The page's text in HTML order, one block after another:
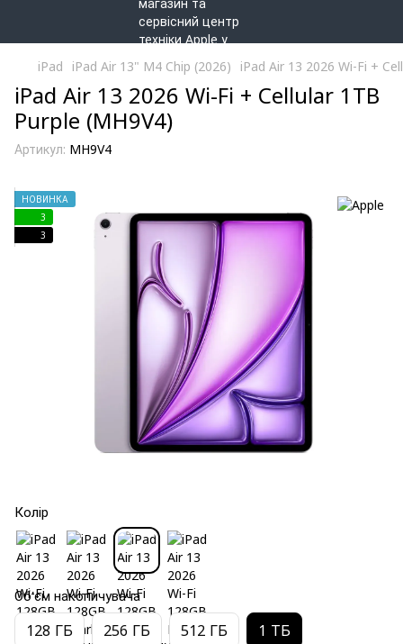
iPad iPad Air 13" M4 Chip (2026) iPad Air 13 2026 Wi-Fi +
iPad Air 13 2026 Wi-Fi + Cellular 1TB
Purple (MH9V4)
Артикул: MH9V4
НОВИНКА
3
3
Колір
Об'єм накопичувача
128 ГБ 256 ГБ 512 ГБ 1 ТБ